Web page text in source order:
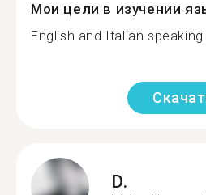
Мои цели в изучении
English and Italian speaking
D.